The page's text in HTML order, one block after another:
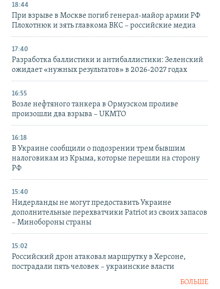
18:44
При взрыве в Москве погиб генерал-майор армии РФ
Плохотнюк и зять главкома ВКС – российские медиа
17:40
Разработка баллистики и антибаллистики: Зеленский
ожидает «нужных результатов» в 2026-2027 годах
16:55
Возле нефтяного танкера в Ормузском проливе
произошли два взрыва – UKMTO
16:18
В Украине сообщили о подозрении трем бывшим
налоговикам из Крыма, которые перешли на сторону
РФ
15:40
Нидерланды не могут предоставить Украине
дополнительные перехватчики Patriot из своих запасов
– Минобороны страны
15:02
Российский дрон атаковал маршрутку в Херсоне,
пострадали пять человек – украинские власти
БОЛЬШЕ